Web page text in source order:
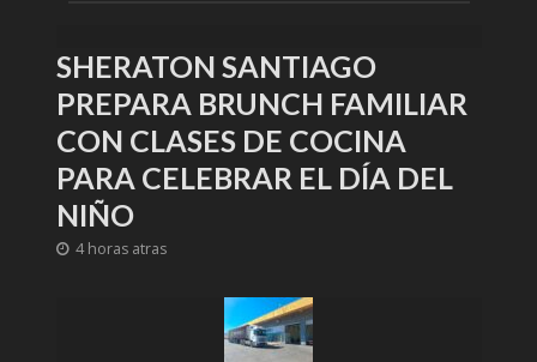
SHERATON SANTIAGO
PREPARA BRUNCH FAMILIAR
CON CLASES DE COCINA
PARA CELEBRAR EL DÍA DEL
NIÑO
4 horas atras